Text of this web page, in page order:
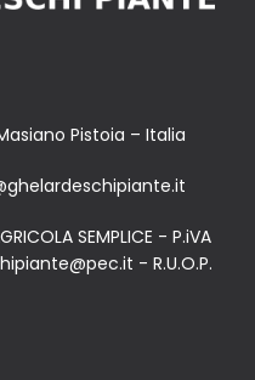
Pistoia – Italia
SEMPLICE - P.iVA
- R.U.O.P.